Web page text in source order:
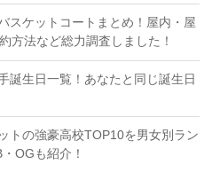
スケットコートまとめ！屋内・屋
方法など総力調査しました！
誕生日一覧！あなたと同じ誕生日
トの強豪高校TOP10を男女別ラン
OGも紹介！